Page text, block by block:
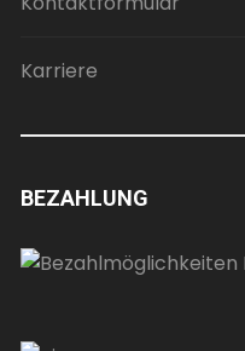
Karriere
BEZAHLUNG